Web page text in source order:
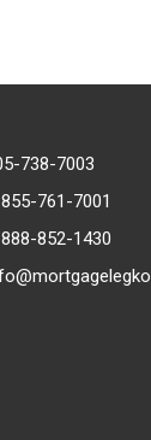
738-7003
761-7001
852-1430